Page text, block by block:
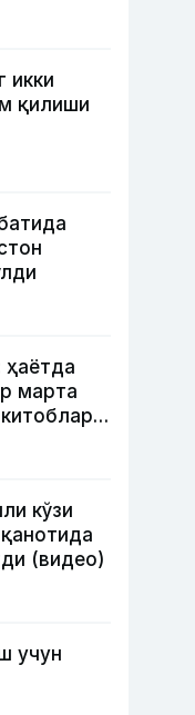
икки
қилиши
ҳаётда
марта
кўзи
(видео)
учун